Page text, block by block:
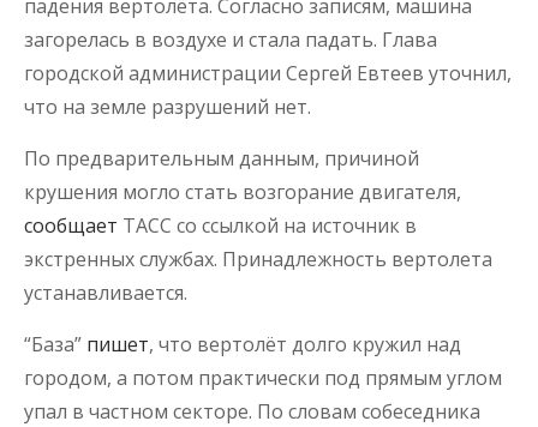
падения вертолёта. Согласно записям, машина
загорелась в воздухе и стала падать. Глава
городской администрации Сергей Евтеев уточнил,
что на земле разрушений нет.
По предварительным данным, причиной
крушения могло стать возгорание двигателя,
сообщает ТАСС со ссылкой на источник в
экстренных службах. Принадлежность вертолета
устанавливается.
“База” пишет, что вертолёт долго кружил над
городом, а потом практически под прямым углом
упал в частном секторе. По словам собеседника